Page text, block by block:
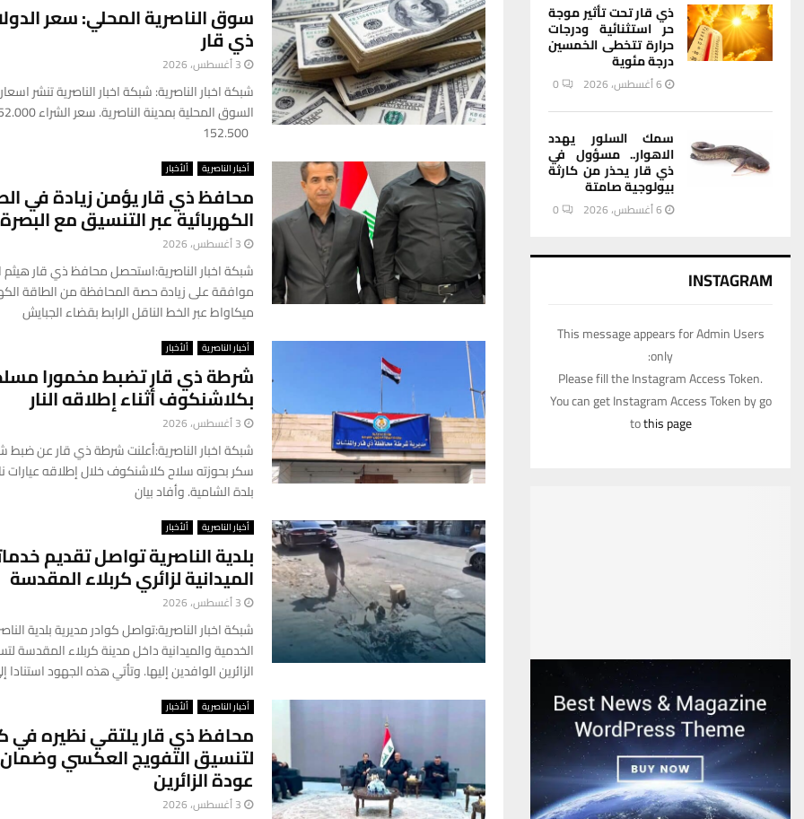
سوق الناصرية المحلي: سعر
ذي قار
3 أغسطس، 2026
شبكة اخبار الناصرية: شبكة اخبار الناصرية تنشر
أخبار الناصرية ألأخبار
محافظ ذي قار يؤمن زيادة في
الكهربائية عبر التنسيق مع البصرة
3 أغسطس، 2026
شبكة اخبار الناصرية:استحصل محافظ ذي قار هيثم
موافقة على زيادة حصة المحافظة من الطاقة
ميكاواط عبر الخط الناقل الرابط بقضاء الجبايش
أخبار الناصرية ألأخبار
شرطة ذي قار تضبط مخمورا
بكلاشنكوف أثناء إطلاقه النار
3 أغسطس، 2026
شبكة اخبار الناصرية:أعلنت شرطة ذي قار عن
سكر بحوزته سلاح كلاشنكوف خلال إطلاقه عيارات
بلدة الشامية. وأفاد بيان
أخبار الناصرية ألأخبار
بلدية الناصرية تواصل تقديم
الميدانية لزائري كربلاء المقدسة
3 أغسطس، 2026
شبكة اخبار الناصرية:تواصل كوادر مديرية بلدية
الخدمية والميدانية داخل مدينة كربلاء المقدسة
الزائرين الوافدين إليها. وتأتي هذه الجهود استنادا
أخبار الناصرية ألأخبار
محافظ ذي قار يلتقي نظيره في
لتنسيق التفويج العكسي وضمان
عودة الزائرين
3 أغسطس، 2026
ذي قار تحت تأثير موجة
حر استثنائية ودرجات
حرارة تتخطى الخمسين
درجة مئوية
6 أغسطس، 2026 0
سمك السلور يهدد
الاهوار.. مسؤول في
ذي قار يحذر من كارثة
بيولوجية صامتة
6 أغسطس، 2026 0
INSTAGRAM
This message appears for Admin Users
only:
Please fill the Instagram Access Token.
You can get Instagram Access Token by go
tothis page